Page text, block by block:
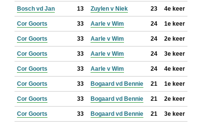
Bosch vd Jan 13 Zuylen v Niek 23 4e keer
Cor Goorts 33 Aarle v Wim 24 1e keer
Cor Goorts 33 Aarle v Wim 24 2e keer
Cor Goorts 33 Aarle v Wim 24 3e keer
Cor Goorts 33 Aarle v Wim 24 4e keer
Cor Goorts 33 Bogaard vd Bennie 21 1e keer
Cor Goorts 33 Bogaard vd Bennie 21 2e keer
Cor Goorts 33 Bogaard vd Bennie 21 3e keer